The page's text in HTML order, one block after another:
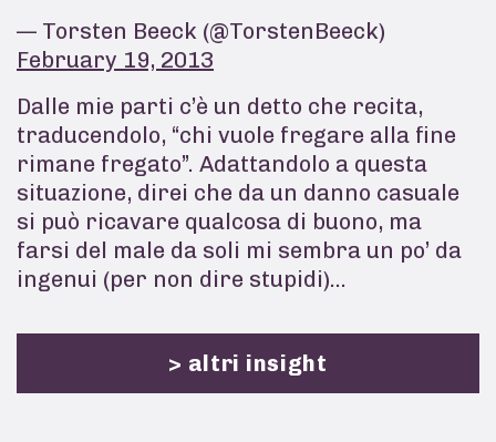
— Torsten Beeck (@TorstenBeeck)
February 19, 2013
Dalle mie parti c’è un detto che recita,
traducendolo, “chi vuole fregare alla fine
rimane fregato”. Adattandolo a questa
situazione, direi che da un danno casuale
si può ricavare qualcosa di buono, ma
farsi del male da soli mi sembra un po’ da
ingenui (per non dire stupidi)…
> altri insight